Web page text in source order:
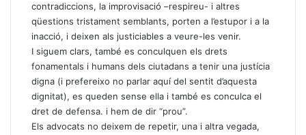
contradiccions, la improvisació –respireu- i altres
qüestions tristament semblants, porten a l’estupor i a la
inacció, i deixen als justiciables a veure-les venir.
I siguem clars, també es conculquen els drets
fonamentals i humans dels ciutadans a tenir una justícia
digna (i prefereixo no parlar aquí del sentit d’aquesta
dignitat), es queden sense ella i també es conculca el
dret de defensa. i hem de dir “prou”.
Els advocats no deixem de repetir, una i altra vegada,